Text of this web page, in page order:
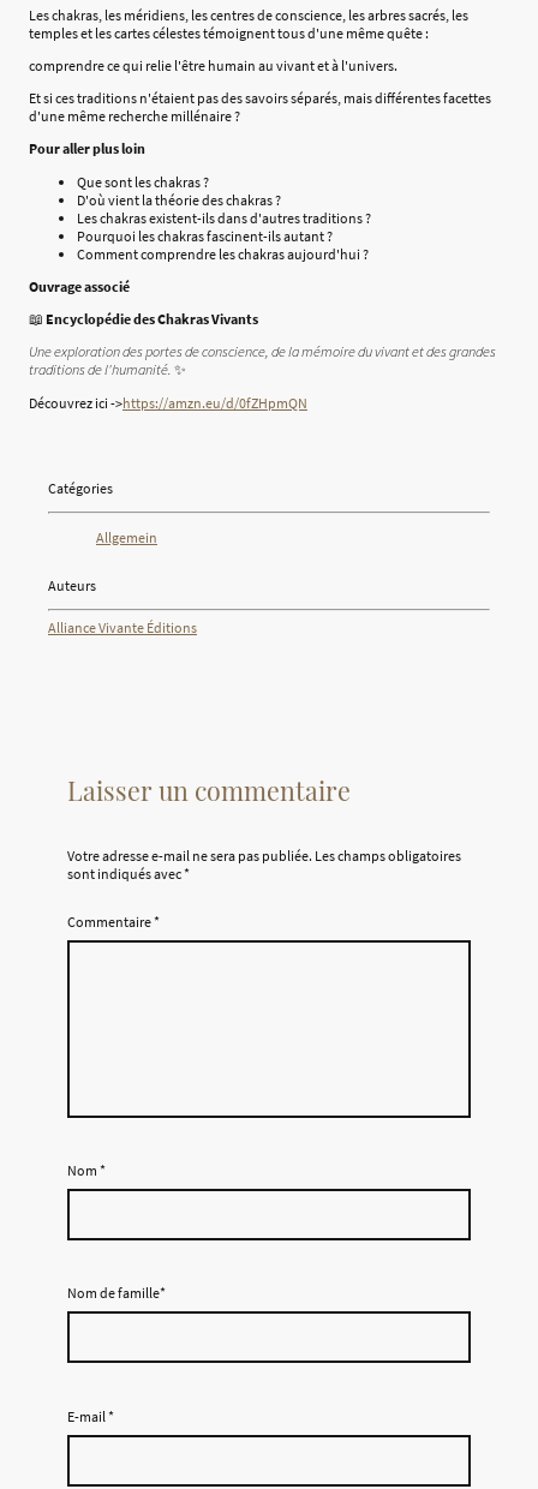
Les chakras, les méridiens, les centres de conscience, les arbres sacrés, les
temples et les cartes célestes témoignent tous d'une même quête :
comprendre ce qui relie l'être humain au vivant et à l'univers.
Et si ces traditions n'étaient pas des savoirs séparés, mais différentes facettes
d'une même recherche millénaire ?
Pour aller plus loin
Que sont les chakras ?
D'où vient la théorie des chakras ?
Les chakras existent-ils dans d'autres traditions ?
Pourquoi les chakras fascinent-ils autant ?
Comment comprendre les chakras aujourd'hui ?
Ouvrage associé
📖 Encyclopédie des Chakras Vivants
Une exploration des portes de conscience, de la mémoire du vivant et des grandes
traditions de l'humanité. ✨
Découvrez ici ->https://amzn.eu/d/0fZHpmQN
Catégories
Allgemein
Auteurs
Alliance Vivante Éditions
Laisser un commentaire
Votre adresse e-mail ne sera pas publiée. Les champs obligatoires
sont indiqués avec*
Commentaire*
Nom *
Nom de famille*
E-mail *